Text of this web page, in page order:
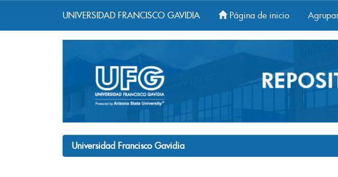
UNIVERSIDAD FRANCISCO GAVIDIA Página de inicio
Universidad Francisco Gavidia